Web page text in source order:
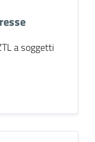
a soggetti